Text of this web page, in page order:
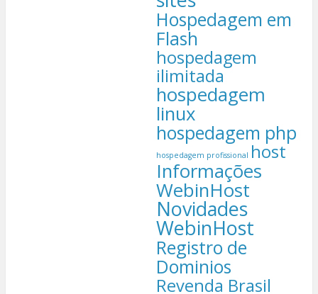
Hospedagem em
Flash
hospedagem
ilimitada
hospedagem
linux
hospedagem php
hospedagem profissional host
Informações
WebinHost
Novidades
WebinHost
Registro de
Dominios
Revenda Brasil